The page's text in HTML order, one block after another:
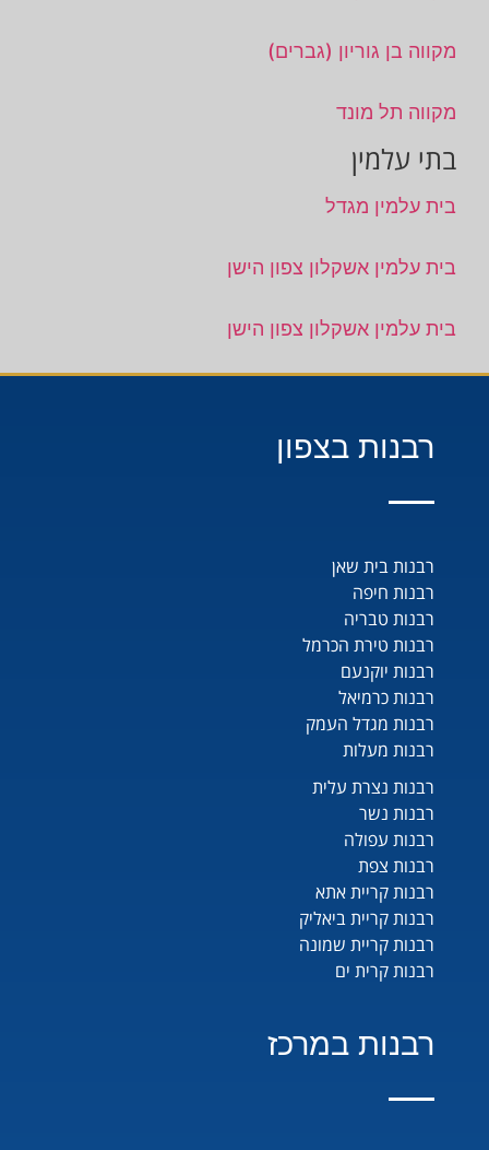
מקווה בן גוריון (גברים)
מקווה תל מונד
בתי עלמין
בית עלמין מגדל
בית עלמין אשקלון צפון הישן
בית עלמין אשקלון צפון הישן
רבנות בצפון
רבנות בית שאן
רבנות חיפה
רבנות טבריה
רבנות טירת הכרמל
רבנות יוקנעם
רבנות כרמיאל
רבנות מגדל העמק
רבנות מעלות
רבנות נצרת עלית
רבנות נשר
רבנות עפולה
רבנות צפת
רבנות קריית אתא
רבנות קריית ביאליק
רבנות קריית שמונה
רבנות קרית ים
רבנות במרכז